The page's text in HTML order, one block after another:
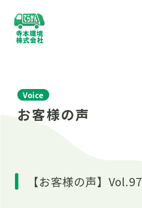
Voice
お客様の声
【お客様の声】Vol.97